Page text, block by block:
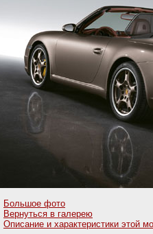
Большое фото
Вернуться в галерею
Описание и характеристики этой